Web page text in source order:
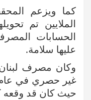
كما ويزعم
الحسابات
عليها سلامة.
حيث كان قد وقعه